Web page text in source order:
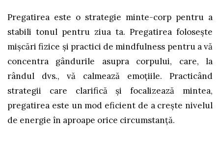
Pregatirea este o strategie minte-corp pentru a
stabili tonul pentru ziua ta. Pregatirea folosește
mișcări fizice și practici de mindfulness pentru a vă
concentra gândurile asupra corpului, care, la
rândul dvs., vă calmează emoțiile. Practicând
strategii care clarifică și focalizează mintea,
pregatirea este un mod eficient de a crește nivelul
de energie în aproape orice circumstanță.